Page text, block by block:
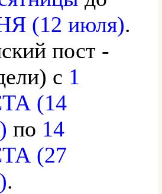
(12 июля).
пост -
с 1
(14
по 14
(27
.